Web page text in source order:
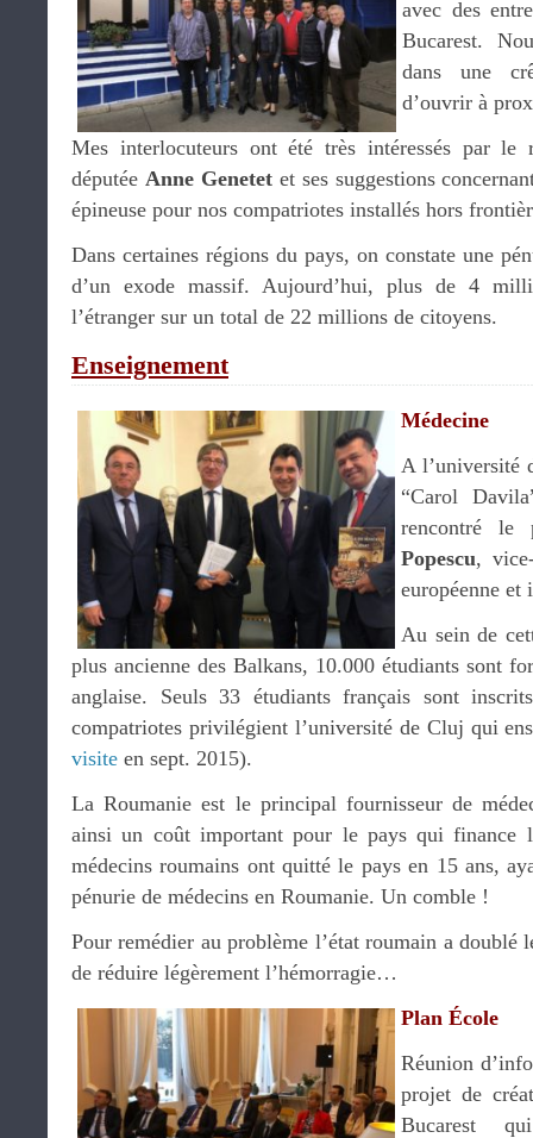
avec des
Bucarest.
dans une
d’ouvrir à
Mes interlocuteurs ont été très intéressés par
députée Anne Genetet et ses suggestions
épineuse pour nos compatriotes installés hors
Dans certaines régions du pays, on constate une
d’un exode massif. Aujourd’hui, plus de 4
l’étranger sur un total de 22 millions de citoyens.
Enseignement
Médecine
A l’université
“Carol
rencontré le
Popescu,
européenne et
Au sein de
plus ancienne des Balkans, 10.000 étudiants sont
anglaise. Seuls 33 étudiants français sont
compatriotes privilégient l’université de Cluj qui
visite en sept. 2015).
La Roumanie est le principal fournisseur de
ainsi un coût important pour le pays qui finance
médecins roumains ont quitté le pays en 15 ans,
pénurie de médecins en Roumanie. Un comble !
Pour remédier au problème l’état roumain a doublé
de réduire légèrement l’hémorragie…
Plan École
Réunion
projet de
Bucarest